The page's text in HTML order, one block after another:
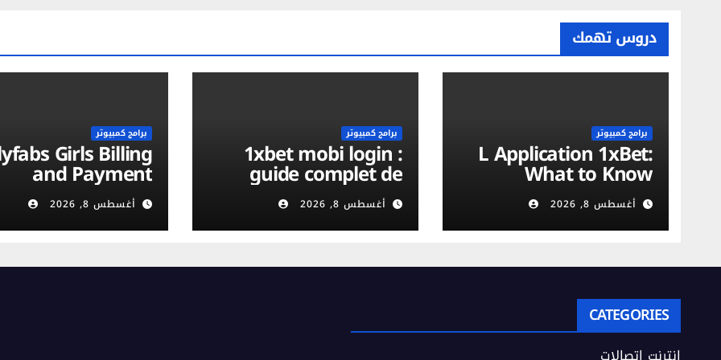
دروس تهمك
برامج كمبيوتر
L Application 1xBet:
What to Know
أغسطس 8, 2026
برامج كمبيوتر
1xbet mobi login :
guide complet de
vérification du
compte et sécurité
mobile
أغسطس 8, 2026
برامج كمبيوتر
Girls Billing
and Payment
Methods: Discreet,
Secure & Flexible
Options
أغسطس 8, 2026
CATEGORIES